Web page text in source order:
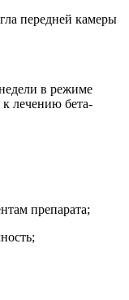
передней камеры
в режиме
лечению бета-
препарата;